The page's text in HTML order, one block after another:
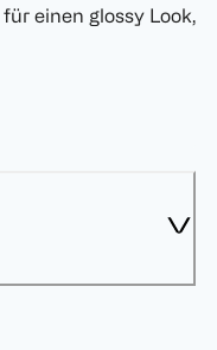
einen glossy Look,